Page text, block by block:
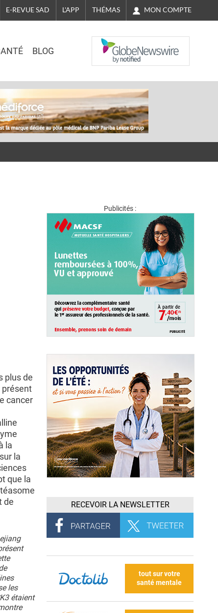
E-REVUE SAD L'APP THÉMAS MON COMPTE
BLOG
NASDAQ
plus de
présent
cancer
la
la
que la
de
les
étaient
Publicités :
RECEVOIR LA NEWSLETTER
tout sur votre
santé mentale